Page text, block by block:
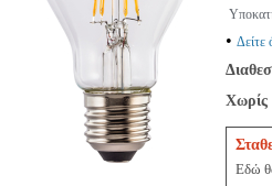
• Δείτε
Χωρίς
Εδώ